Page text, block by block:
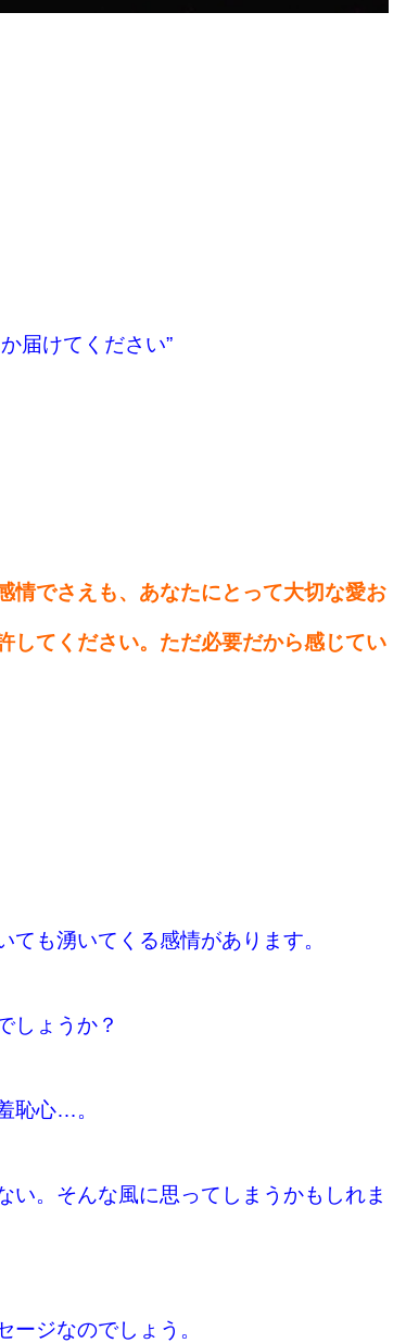
届けてください”
情でさえも、あなたにとって大切な愛お
してください。ただ必要だから感じてい
も湧いてくる感情があります。
しょうか？
恥心…。
い。そんな風に思ってしまうかもしれま
ジなのでしょう。